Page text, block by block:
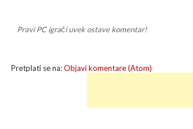
Pravi PC igrači uvek ostave komentar!
Pretplati se na:Objavi komentare (Atom)